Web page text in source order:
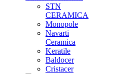
STN
CERAMICA
Monopole
Navarti
Ceramica
Keratile
Baldocer
Cristacer